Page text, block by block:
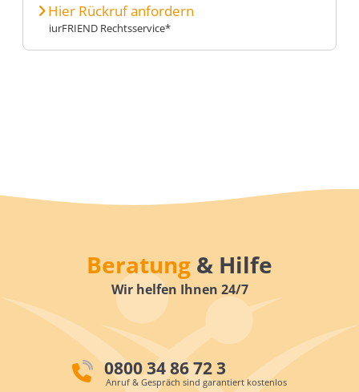
Hier Rückruf anfordern
iurFRIEND Rechtsservice*
Beratung & Hilfe
Wir helfen Ihnen 24/7
0800 34 86 72 3
Anruf & Gespräch sind garantiert kostenlos